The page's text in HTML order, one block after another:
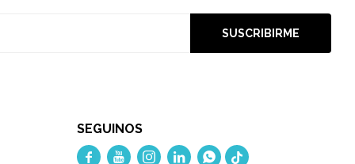
SUSCRIBIRME
SEGUINOS
    